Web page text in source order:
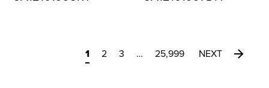
1 2 3 … 25,999 NEXT